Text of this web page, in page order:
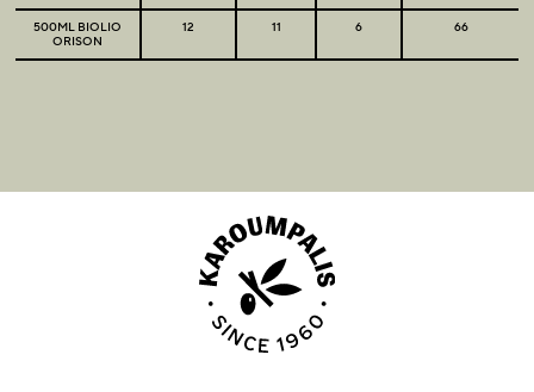
500ML BIOLIO
ORISON
12 11 6 66